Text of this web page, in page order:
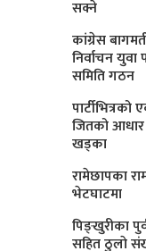
सक्ने
कांग्रेस
निर्वाचन
समिति गठन
पार्टीभित्रको
जितको आधार
खड्का
रामेछापका
भेटघाटमा
पिङ्खुरीका
सहित ठुलाे